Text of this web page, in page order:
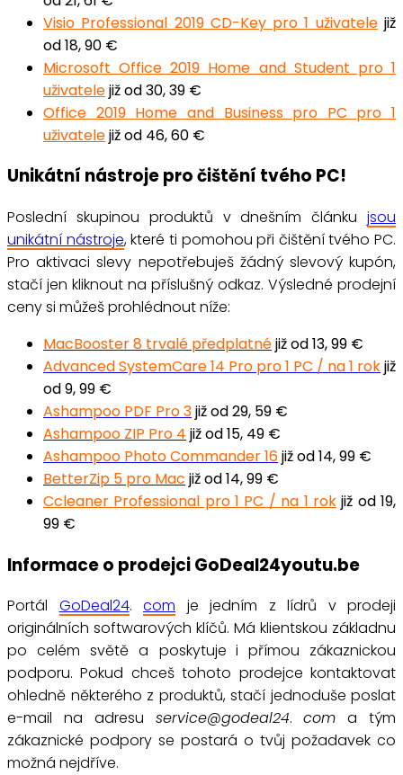
Visio Professional 2019 CD-Key pro 1 uživatelejiž
od 18, 90 €
Microsoft Office 2019 Home and Student pro 1
uživatelejiž od 30, 39 €
Office 2019 Home and Business pro PC pro 1
uživatelejiž od 46, 60 €
Unikátní nástroje pro čištění tvého PC!
Poslední skupinou produktů v dnešním článku jsou
unikátní nástroje, které ti pomohou při čištění tvého PC.
Proaktivaci slevy nepotřebuješ žádný slevový kupón,
stačí jen kliknout na příslušný odkaz. Výsledné prodejní
ceny si můžeš prohlédnout níže:
MacBooster 8 trvalé předplatnéjiž od 13, 99 €
Advanced SystemCare 14 Pro pro 1 PC / na 1 rokjiž
od 9, 99 €
Ashampoo PDF Pro 3již od 29, 59 €
Ashampoo ZIP Pro 4 již od 15, 49 €
Ashampoo Photo Commander 16již od 14, 99 €
BetterZip 5 pro Mac již od 14, 99 €
Ccleaner Professional pro 1 PC / na 1 rokjiž od 19,
99 €
Informace o prodejci GoDeal24youtu.be
Portál GoDeal24. com je jedním z lídrů v prodeji
originálních softwarových klíčů. Má klientskou základnu
po celém světě a poskytuje i přímou zákaznickou
podporu. Pokud chceš tohoto prodejce kontaktovat
ohledně některého z produktů, stačí jednoduše poslat
e-mail na adresu service@godeal24.com a tým
zákaznické podpory se postará o tvůj požadavek co
možná nejdříve.